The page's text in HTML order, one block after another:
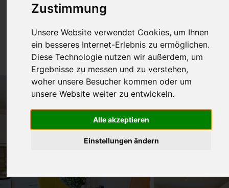
Zustimmung
Unsere Website verwendet Cookies, um Ihnen
ein besseres Internet-Erlebnis zu ermöglichen.
Diese Technologie nutzen wir außerdem, um
Ergebnisse zu messen und zu verstehen,
woher unsere Besucher kommen oder um
unsere Website weiter zu entwickeln.
Alle akzeptieren
Einstellungen ändern
Wohnung 5
40m² für 1-2 Pers.